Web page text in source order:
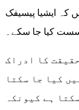
کہ ایشیا پیسیفک
کیا جا سکے۔
کا ادراک
کیا جا سکتا
ہے کیونکہ